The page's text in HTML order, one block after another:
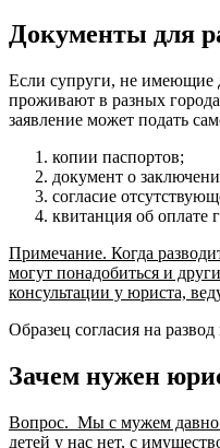
Документы для
Если супруги, не имеющие
проживают в разных
заявление может подать
копии паспортов;
документ о
согласие
квитанция об оплате
Примечание. Когда
могут понадобиться и
консультации у юриста,
Образец согласия на развод
Зачем нужен
Вопрос. Мы с мужем давно
детей у нас нет, с